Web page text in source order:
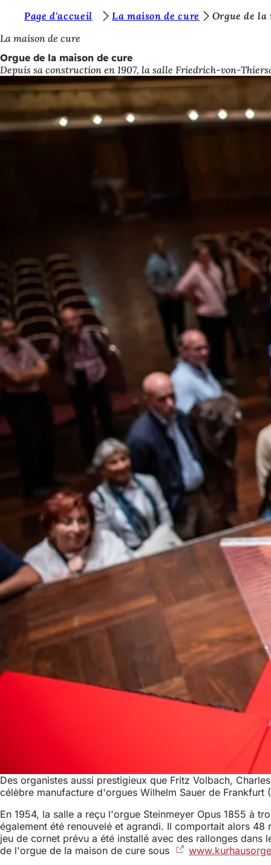
Accéder au contenu
o
u
s
t
e
Page d'accueil La maison de cure
Orgue de la
La maison de cure
Orgue de la maison de cure
Depuis sa construction en 1907, la salle Friedrich-von-
Des organistes aussi prestigieux que Fritz Volbach,
célèbre manufacture d'orgues Wilhelm Sauer de
En 1954, la salle a reçu l'orgue Steinmeyer Opus 1855 à
également été renouvelé et agrandi. Il comportait alors
jeu de cornet prévu a été installé avec des rallonges
de l'orgue de la maison de cure sous